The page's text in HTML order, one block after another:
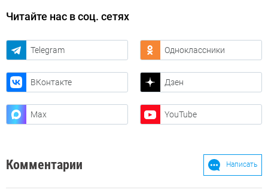
Читайте нас в соц. сетях
Telegram Одноклассники
ВКонтакте Дзен
Max YouTube
Комментарии Написать